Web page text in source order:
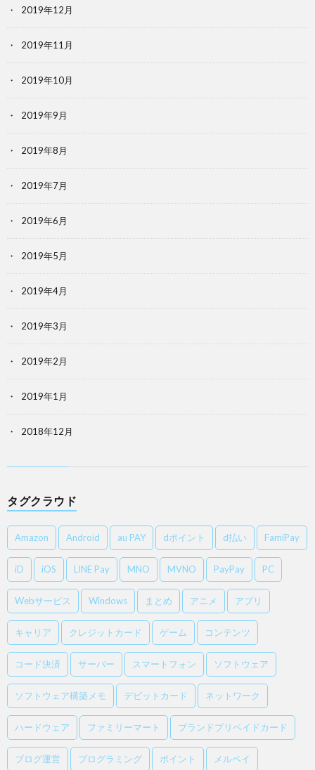
2019年12月
2019年11月
2019年10月
2019年9月
2019年8月
2019年7月
2019年6月
2019年5月
2019年4月
2019年3月
2019年2月
2019年1月
2018年12月
タグクラウド
Amazon Android au PAY dポイント d払い FamiPay
iD iOS LINE Pay MNO MVNO PayPay PC
Webサービス Windows まとめ アニメ アプリ
キャリア クレジットカード ゲーム コンテンツ
コード決済 サーバー スマートフォン ソフトウェア
ソフトウェア構築メモ デビットカード ネットワーク
ハードウェア ファミリーマート ブランドプリペイドカード
ブログ運営 プログラミング ポイント メルペイ